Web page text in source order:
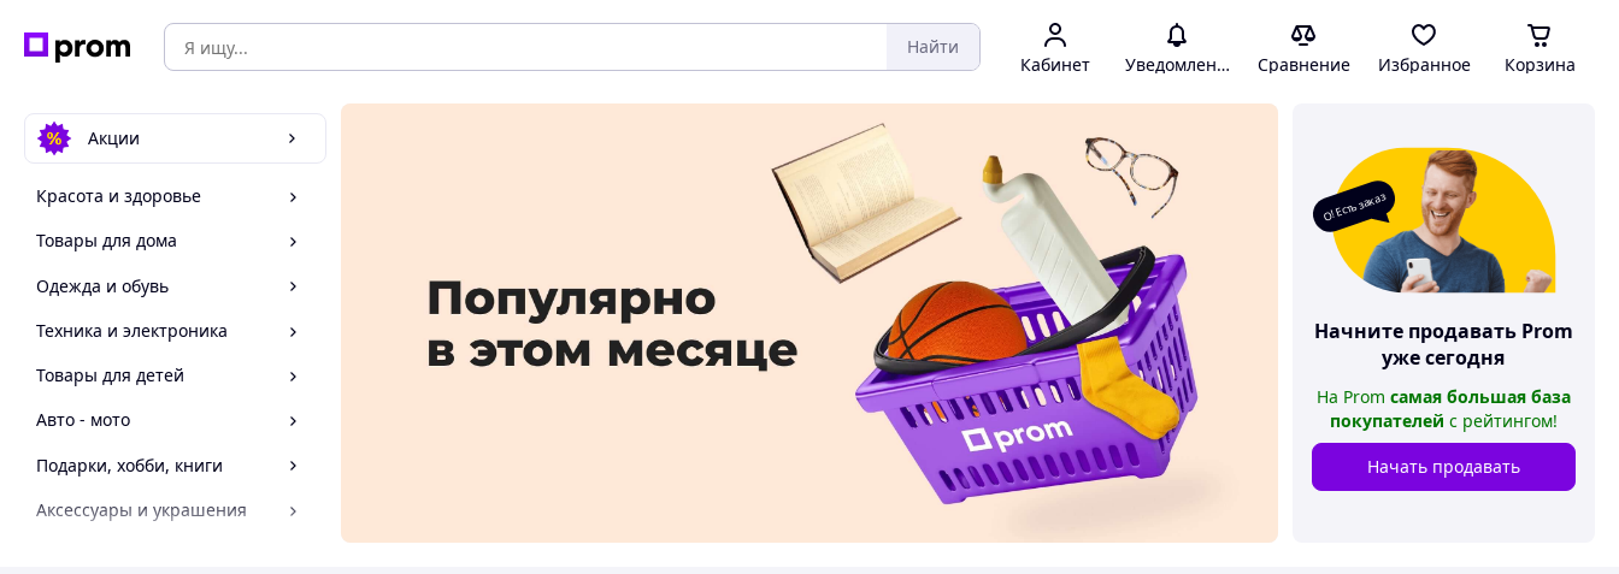
Найти
Кабинет Уведомления Сравнение Избранное Корзина
Акции
Красота и здоровье
Товары для дома
Одежда и обувь
Техника и электроника
Товары для детей
Авто - мото
Подарки, хобби, книги
Аксессуары и украшения
О! Есть заказ
Начните продавать Prom
уже сегодня
На Prom самая большая база
покупателей с рейтингом!
Начать продавать